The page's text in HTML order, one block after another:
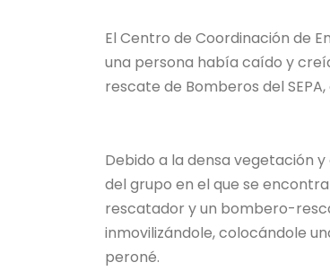
El Centro de Coordinación de
una persona había caído y
rescate de Bomberos del
Debido a la densa vegetación
del grupo en el que se
rescatador y un bombero-
inmovilizándole, colocándole
peroné.